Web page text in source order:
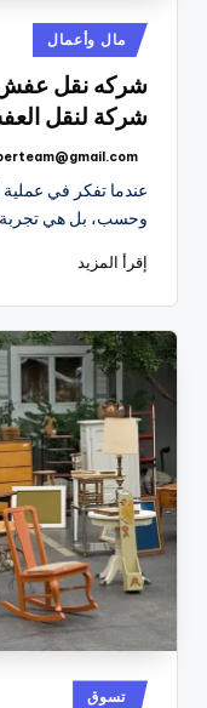
نُشر
في
مال وأعمال
شركه نقل
شركة لنقل
تمّ
بواسطة
عندما تفكر في عملية
وحسب، بل هي
إقرأ المزيد
نُشرتسوق